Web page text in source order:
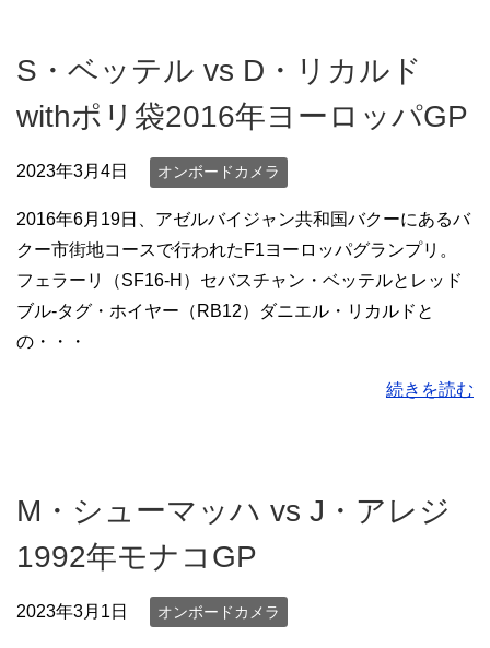
S・ベッテル vs D・リカルド
withポリ袋2016年ヨーロッパGP
2023年3月4日 オンボードカメラ
2016年6月19日、アゼルバイジャン共和国バクーにあるバ
クー市街地コースで行われたF1ヨーロッパグランプリ。
フェラーリ（SF16-H）セバスチャン・ベッテルとレッド
ブル-タグ・ホイヤー（RB12）ダニエル・リカルドと
の・・・
続きを読む
M・シューマッハ vs J・アレジ
1992年モナコGP
2023年3月1日 オンボードカメラ